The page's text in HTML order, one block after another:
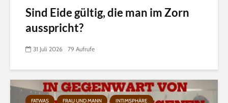
Sind Eide gültig, die man im Zorn
ausspricht?
31 Juli 2026 79 Aufrufe
FATWAS FRAU UND MANN INTIMSPHÄRE